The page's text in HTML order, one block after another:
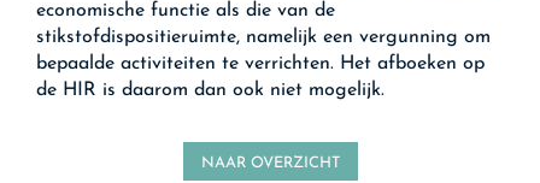
economische functie als die van de
stikstofdispositieruimte, namelijk een vergunning om
bepaalde activiteiten te verrichten. Het afboeken op
de HIR is daarom dan ook niet mogelijk.
NAAR OVERZICHT